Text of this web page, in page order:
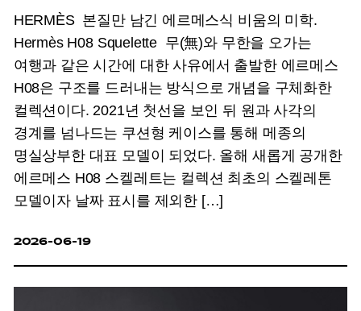
HERMÈS 본질만 남긴 에르메스식 비움의 미학.
Hermès H08 Squelette 무(無)와 무한을 오가는
여행과 같은 시간에 대한 사유에서 출발한 에르메스
H08은 구조를 드러내는 방식으로 개념을 구체화한
컬렉션이다. 2021년 첫선을 보인 뒤 원과 사각의
경계를 넘나드는 쿠션형 케이스를 통해 메종의
명실상부한 대표 모델이 되었다. 올해 새롭게 공개한
에르메스 H08 스켈레트는 컬렉션 최초의 스켈레톤
모델이자 날짜 표시를 제외한 […]
2026-06-19